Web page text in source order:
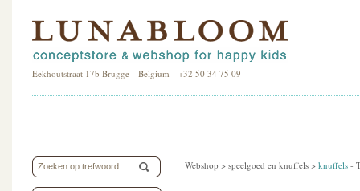
Eekhoutstraat 17b Brugge Belgium +32 50 34 75 09
Webshop > speelgoed en knuffels > knuffels -